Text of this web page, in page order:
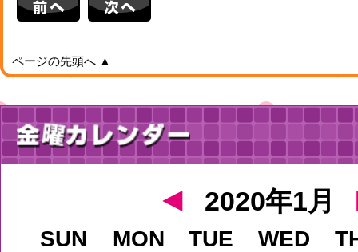
ページの先頭へ ▲
◄ 2020年1月
SUN MON TUE WED